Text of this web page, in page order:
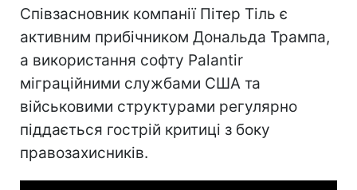
Співзасновник компанії Пітер Тіль є
активним прибічником Дональда Трампа,
а використання софту Palantir
міграційними службами США та
військовими структурами регулярно
піддається гострій критиці з боку
правозахисників.